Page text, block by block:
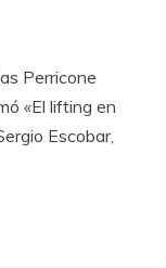
Perricone
«El lifting en
Escobar,